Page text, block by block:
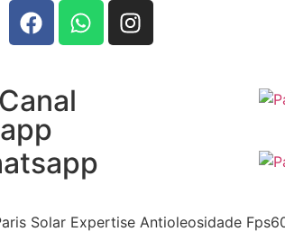
Solar Expertise Antioleosidade